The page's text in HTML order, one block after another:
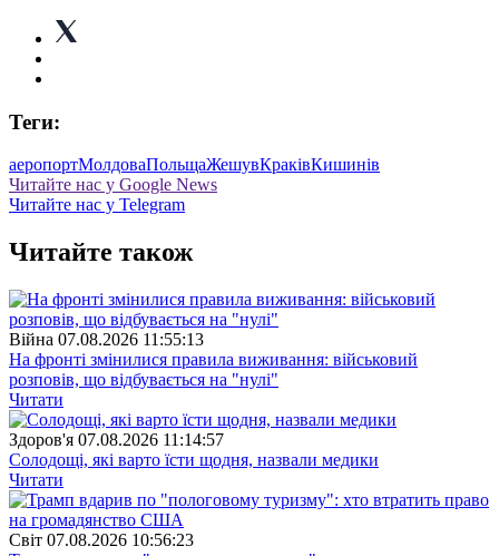
Теги:
аеропортМолдоваПольщаЖешувКраківКишинів
Читайте нас у Google News
Читайте нас у Telegram
Читайте також
Війна 07.08.2026 11:55:13
На фронті змінилися правила виживання: військовий
розповів, що відбувається на "нулі"
Читати
Здоров'я 07.08.2026 11:14:57
Солодощі, які варто їсти щодня, назвали медики
Читати
Свiт 07.08.2026 10:56:23